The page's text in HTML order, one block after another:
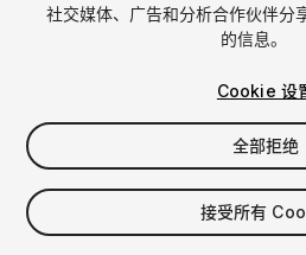
$18
增值税将在结算时计算
社交媒体、广告和分析合作伙伴分
的信息。
Cookie 设
全部拒绝
接受所有